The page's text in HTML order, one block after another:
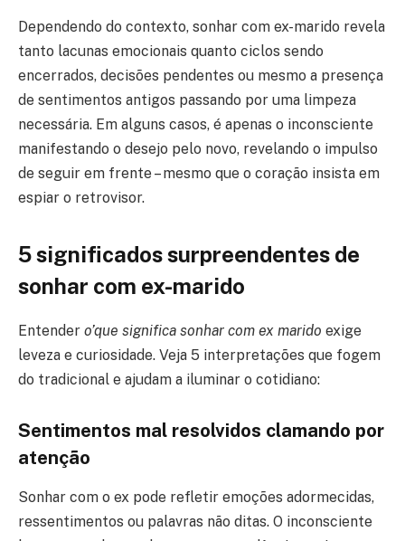
Dependendo do contexto, sonhar com ex-marido revela
tanto lacunas emocionais quanto ciclos sendo
encerrados, decisões pendentes ou mesmo a presença
de sentimentos antigos passando por uma limpeza
necessária. Em alguns casos, é apenas o inconsciente
manifestando o desejo pelo novo, revelando o impulso
de seguir em frente – mesmo que o coração insista em
espiar o retrovisor.
5 significados surpreendentes de
sonhar com ex-marido
Entender o’que significa sonhar com ex marido exige
leveza e curiosidade. Veja 5 interpretações que fogem
do tradicional e ajudam a iluminar o cotidiano:
Sentimentos mal resolvidos clamando por
atenção
Sonhar com o ex pode refletir emoções adormecidas,
ressentimentos ou palavras não ditas. O inconsciente